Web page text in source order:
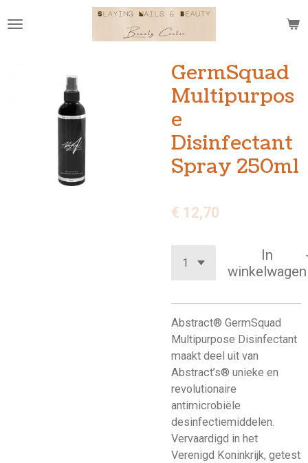
direct
hoofdinhoud
GermSquad
Multipurpos
e
Disinfectant
Spray 250ml
€ 12,70
In
winkelwagen
Abstract® GermSquad
Multipurpose Disinfectant
maakt deel uit van
Abstract’s® unieke en
revolutionaire
antimicrobiële
desinfectiemiddelen.
Vervaardigd in het
Verenigd Koninkrijk, getest